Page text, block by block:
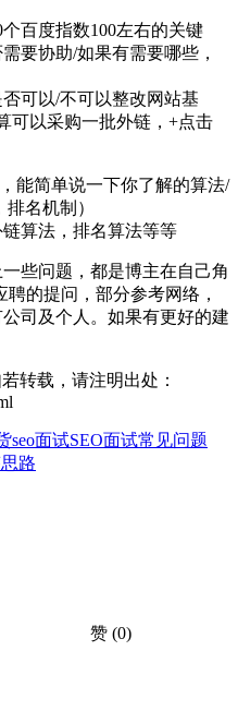
百度指数100左右的关键
要协助/如果有需要哪些，
可以/不可以整改网站基
可以采购一批外链，+点击
能简单说一下你了解的算法/
名机制）
算法，排名算法等等
些问题，都是博主在自己角
聘的提问，部分参考网络，
司及个人。如果有更好的建
转载，请注明出处：
seo面试SEO面试常见问题
路
赞 (0)